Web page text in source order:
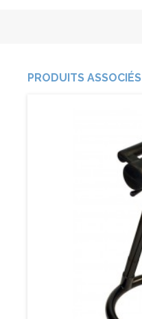
PRODUITS ASSOCIÉS